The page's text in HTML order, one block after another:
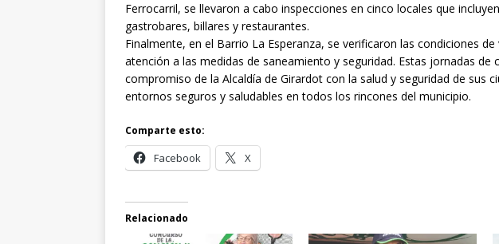
Ferrocarril, se llevaron a cabo inspecciones en cinco locales que
gastrobares, billares y restaurantes.
Finalmente, en el Barrio La Esperanza, se verificaron las condiciones
atención a las medidas de saneamiento y seguridad. Estas jornadas
compromiso de la Alcaldía de Girardot con la salud y seguridad de sus
entornos seguros y saludables en todos los rincones del municipio.
Comparte esto:
Facebook X
Relacionado